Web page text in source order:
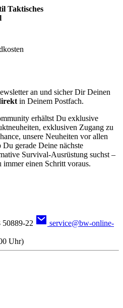
Taktisches
an und sicher Dir Deinen
in Deinem Postfach.
erhältst Du exklusive
exklusiven Zugang zu
unsere Neuheiten vor allen
gerade Deine nächste
Survival-Ausrüstung suchst –
einen Schritt voraus.
50889-22
service@bw-online-
Uhr)